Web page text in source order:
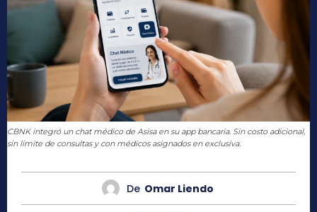
CBNK integró un chat médico de Asisa en su app bancaria. Sin costo adicional,
sin límite de consultas y con médicos asignados en exclusiva.
De Omar Liendo